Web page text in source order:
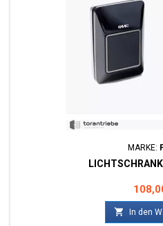
MARKE:
Preis
 In den